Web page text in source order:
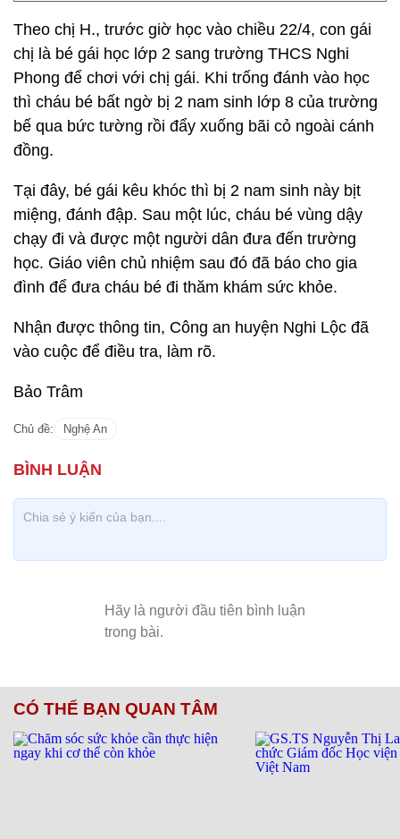
Theo chị H., trước giờ học vào chiều 22/4, con gái
chị là bé gái học lớp 2 sang trường THCS Nghi
Phong để chơi với chị gái. Khi trống đánh vào học
thì cháu bé bất ngờ bị 2 nam sinh lớp 8 của trường
bế qua bức tường rồi đẩy xuống bãi cỏ ngoài cánh
đồng.
Tại đây, bé gái kêu khóc thì bị 2 nam sinh này bịt
miệng, đánh đập. Sau một lúc, cháu bé vùng dậy
chạy đi và được một người dân đưa đến trường
học. Giáo viên chủ nhiệm sau đó đã báo cho gia
đình để đưa cháu bé đi thăm khám sức khỏe.
Nhận được thông tin, Công an huyện Nghi Lộc đã
vào cuộc để điều tra, làm rõ.
Bảo Trâm
Chủ đề: Nghệ An
CÓ THỂ BẠN QUAN TÂM